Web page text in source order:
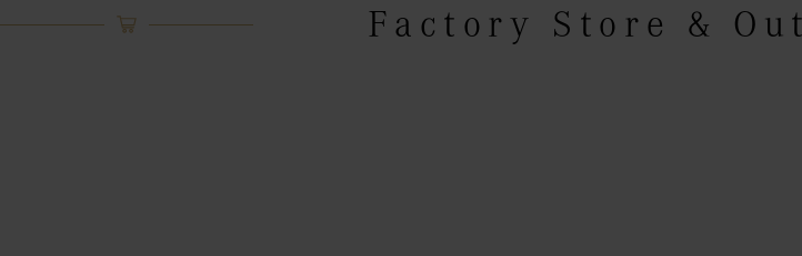
Factory Store &